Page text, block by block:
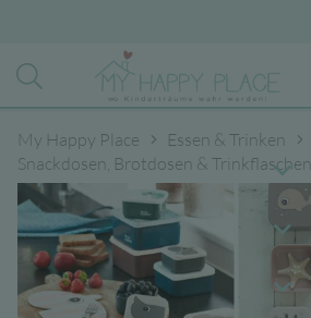
My Happy Place
Essen & Trinken
Snackdosen, Brotdosen & Trinkflaschen